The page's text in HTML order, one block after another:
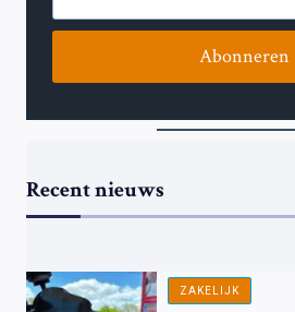
Abonneren
Recent nieuws
ZAKELIJK